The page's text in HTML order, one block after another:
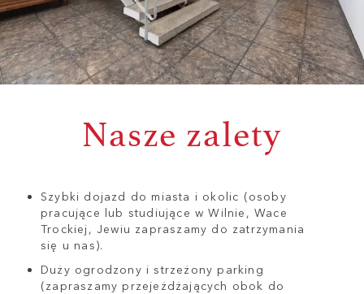
Nasze zalety
Szybki dojazd do miasta i okolic (osoby
pracujące lub studiujące w Wilnie, Wace
Trockiej, Jewiu zapraszamy do zatrzymania
się u nas).
Duży ogrodzony i strzeżony parking
(zapraszamy przejeżdżających obok do